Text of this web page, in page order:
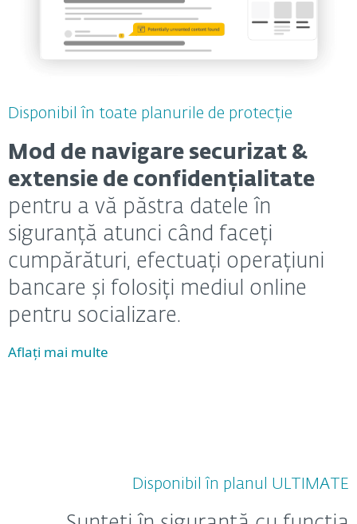
Disponibil în toate planurile de protecție
Mod de navigare securizat &
extensie de confidențialitate
pentru a vă păstra datele în
siguranță atunci când faceți
cumpărături, efectuați operațiuni
bancare și folosiți mediul online
pentru socializare.
Aflați mai multe
Disponibil în planul ULTIMATE